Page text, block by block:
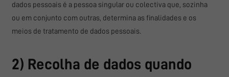
dados pessoais é a pessoa singular ou colectiva que, sozinha
ou em conjunto com outras, determina as finalidades e os
meios de tratamento de dados pessoais.
2) Recolha de dados quando